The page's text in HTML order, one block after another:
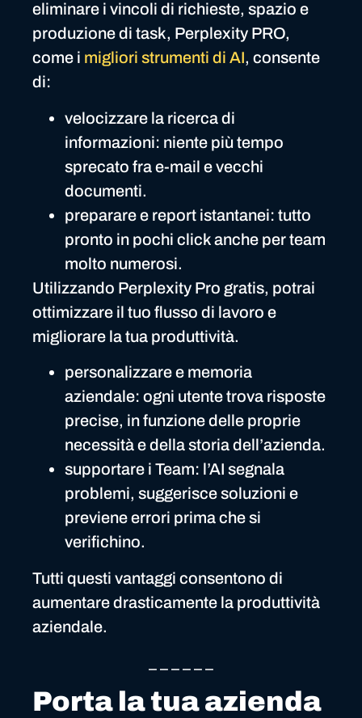
eliminare i vincoli di richieste, spazio e
produzione di task, Perplexity PRO,
come i migliori strumenti di AI, consente
di:
velocizzare la ricerca di
informazioni: niente più tempo
sprecato fra e-mail e vecchi
documenti.
preparare e report istantanei: tutto
pronto in pochi click anche per team
molto numerosi.
Utilizzando Perplexity Pro gratis, potrai
ottimizzare il tuo flusso di lavoro e
migliorare la tua produttività.
personalizzare e memoria
aziendale: ogni utente trova risposte
precise, in funzione delle proprie
necessità e della storia dell’azienda.
supportare i Team: l’AI segnala
problemi, suggerisce soluzioni e
previene errori prima che si
verifichino.
Tutti questi vantaggi consentono di
aumentare drasticamente la produttività
aziendale.
Porta la tua azienda